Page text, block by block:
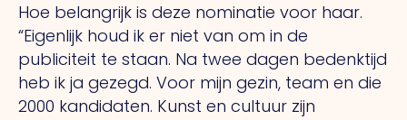
Hoe belangrijk is deze nominatie voor haar.
“Eigenlijk houd ik er niet van om in de
publiciteit te staan. Na twee dagen bedenktijd
heb ik ja gezegd. Voor mijn gezin, team en die
2000 kandidaten. Kunst en cultuur zijn